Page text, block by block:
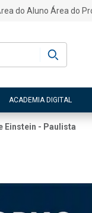
do Aluno Área do
ACADEMIA DIGITAL
Einstein - Paulista